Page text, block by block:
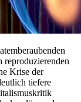
reproduzierenden
Krise der
tiefere